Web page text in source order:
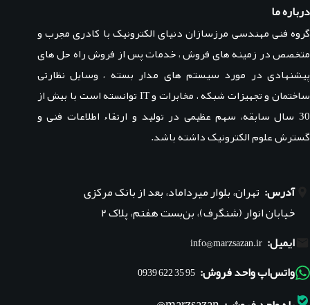
درباره ما
گروه فنی مهندسی مرزسازان دنیای الکترونیک با کادری مجرب و
متخصص در زمینه های فروش ، خدمات پس از فروش راه حل های
پیشنهادی در مورد سیستم های مدار بسته ، وسایل نظارتی
ساختمان و تجهیزات شبکه ، مخابرات و IT توانسته است با بیش از
30 سال سابقه، سهم عظیمی در تولید و ارتقاء اطلاعات فنی و
گسترش علوم الکترونیک داشته باشد.
آدرس: تهران، بلوار میرداماد، بعد از بانک مرکزی
خیابان انوار (شنگرف)، بن‌بست هفتم، پلاک ۲
ایمیل: info@marzsazan.ir
واتس‌اپ واحد فروش: 95 35 622 0939